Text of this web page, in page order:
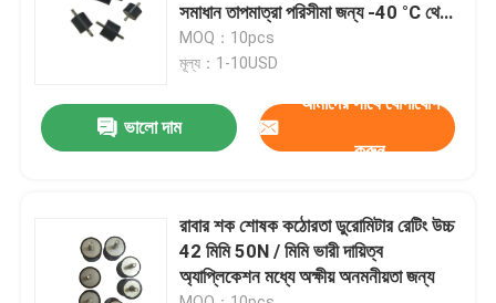
একটি উদ্ধৃতি অনুরোধ করুন
ভালভ রাবার ডায়াফ্রাম
সমাধান তাপমাত্রা পরিসীমা জন্য -40 °C থেকে
100 °C
MOQ：10pcs
মূল্য：1-10USD
ভালো দাম
আমাদের সাথে যোগাযোগ
করুন
রাবার শক শোষক কঠোরতা ডুরোমিটার রেটিং উচ্চ
42 মিমি 50N / মিমি ভারী দায়িত্ব
অ্যাপ্লিকেশন মধ্যে অক্ষীয় অনমনীয়তা জন্য